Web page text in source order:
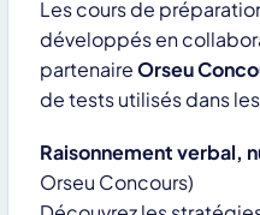
Les cours de
développés en
partenaireOrseu
de tests utilisés dans
Raisonnement verbal,
Orseu Concours)